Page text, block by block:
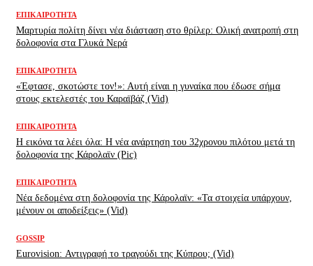
ΕΠΙΚΑΙΡΌΤΗΤΑ
Μαρτυρία πολίτη δίνει νέα διάσταση στο θρίλερ: Ολική ανατροπή στη
δολοφονία στα Γλυκά Νερά
ΕΠΙΚΑΙΡΌΤΗΤΑ
«Έφτασε, σκοτώστε τον!»: Αυτή είναι η γυναίκα που έδωσε σήμα
στους εκτελεστές του Καραϊβάζ (Vid)
ΕΠΙΚΑΙΡΌΤΗΤΑ
H εικόνα τα λέει όλα: H νέα ανάρτηση του 32χρονου πιλότου μετά τη
δολοφονία της Κάρολαϊν (Pic)
ΕΠΙΚΑΙΡΌΤΗΤΑ
Νέα δεδομένα στη δολοφονία της Κάρολαϊν: «Τα στοιχεία υπάρχουν,
μένουν οι αποδείξεις» (Vid)
GOSSIP
Eurovision: Αντιγραφή το τραγούδι της Κύπρου; (Vid)